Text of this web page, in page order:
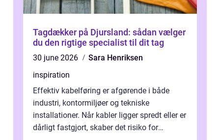
Tagdækker på Djursland: sådan vælger
du den rigtige specialist til dit tag
30 june 2026
Sara Henriksen
inspiration
Effektiv kabelføring er afgørende i både
industri, kontormiljøer og tekniske
installationer. Når kabler ligger spredt eller er
dårligt fastgjort, skaber det risiko for